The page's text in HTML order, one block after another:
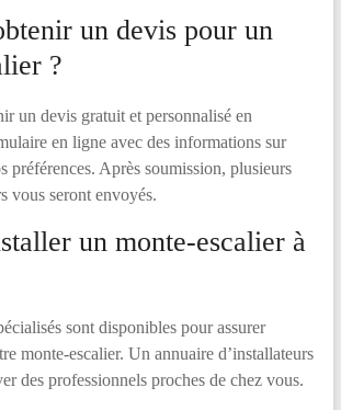
un devis pour un
?
un devis gratuit et personnalisé en
en ligne avec des informations sur
préférences. Après soumission, plusieurs
vous seront envoyés.
un monte-escalier à
sont disponibles pour assurer
monte-escalier. Un annuaire d’installateurs
des professionnels proches de chez vous.